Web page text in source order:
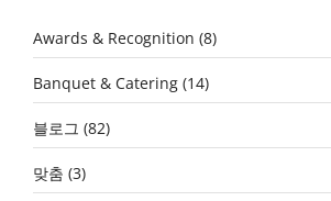
Awards & Recognition (8)
Banquet & Catering (14)
블로그 (82)
맞춤 (3)